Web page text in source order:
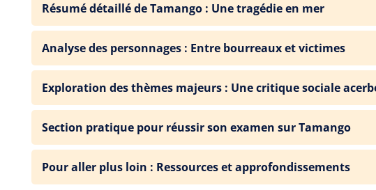
Résumé détaillé de Tamango : Une tragédie en mer
Analyse des personnages : Entre bourreaux et victimes
Exploration des thèmes majeurs : Une critique sociale
Section pratique pour réussir son examen sur Tamango
Pour aller plus loin : Ressources et approfondissements